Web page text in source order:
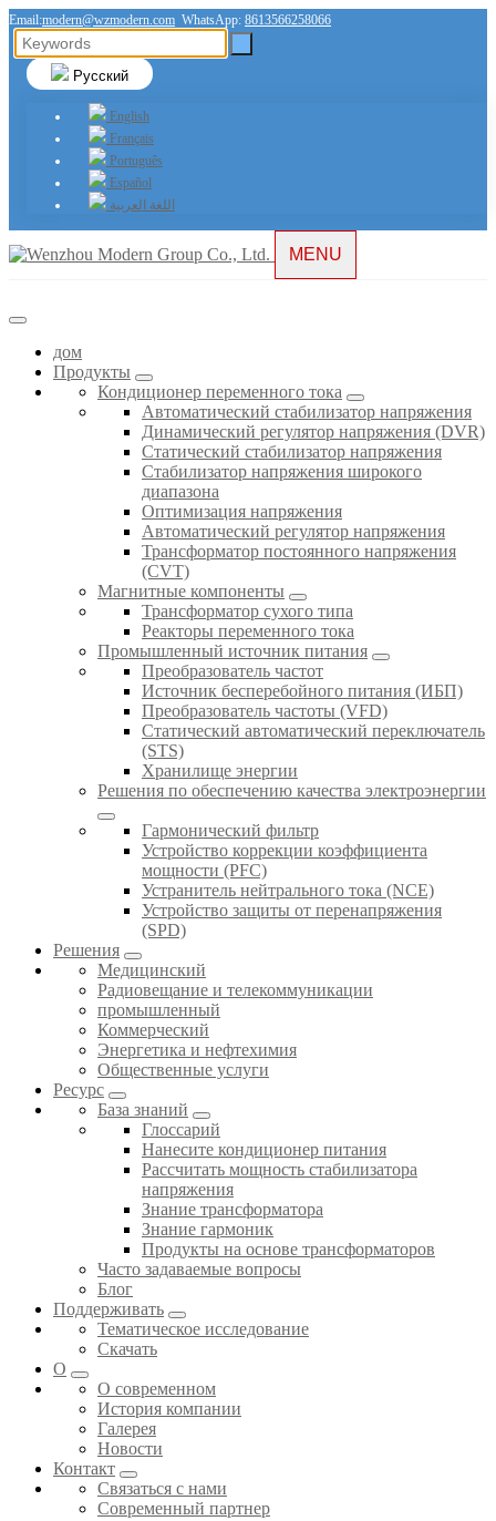
Email:modern@wzmodern.com WhatsApp: 8613566258066
Русский
English
Français
Português
Español
اللغة العربية
MENU
дом
Продукты
Кондиционер переменного тока
Автоматический стабилизатор напряжения
Динамический регулятор напряжения (DVR)
Статический стабилизатор напряжения
Стабилизатор напряжения широкого
диапазона
Оптимизация напряжения
Автоматический регулятор напряжения
Трансформатор постоянного напряжения
(CVT)
Магнитные компоненты
Трансформатор сухого типа
Реакторы переменного тока
Промышленный источник питания
Преобразователь частот
Источник бесперебойного питания (ИБП)
Преобразователь частоты (VFD)
Статический автоматический переключатель
(STS)
Хранилище энергии
Решения по обеспечению качества электроэнергии
Гармонический фильтр
Устройство коррекции коэффициента
мощности (PFC)
Устранитель нейтрального тока (NCE)
Устройство защиты от перенапряжения
(SPD)
Решения
Медицинский
Радиовещание и телекоммуникации
промышленный
Коммерческий
Энергетика и нефтехимия
Общественные услуги
Ресурс
База знаний
Глоссарий
Нанесите кондиционер питания
Рассчитать мощность стабилизатора
напряжения
Знание трансформатора
Знание гармоник
Продукты на основе трансформаторов
Часто задаваемые вопросы
Блог
Поддерживать
Тематическое исследование
Скачать
О
О современном
История компании
Галерея
Новости
Контакт
Связаться с нами
Современный партнер